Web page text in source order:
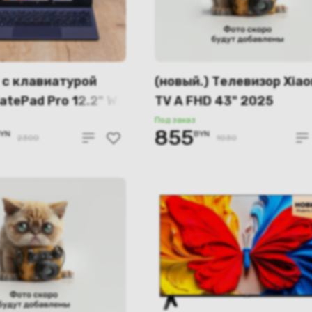
клавиатурой
Pro 12.2" Wi-
12GB/256GB
2300
(новый.) Телевизор
TV A FHD 43" 2025
(международная версия)
Под заказ
855BYN 1030